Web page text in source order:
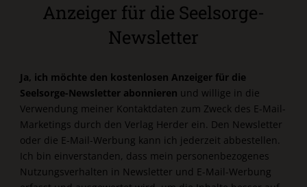
Anzeiger für die Seelsorge-
Newsletter
Ja, ich möchte den kostenlosen Anzeiger für die
Seelsorge-Newsletter abonnieren und willige in die
Verwendung meiner Kontaktdaten zum Zweck des E-Mail-
Marketings durch den Verlag Herder ein. Den Newsletter
oder die E-Mail-Werbung kann ich jederzeit abbestellen.
Ich bin einverstanden, dass mein personenbezogenes
Nutzungsverhalten in Newsletter und E-Mail-Werbung